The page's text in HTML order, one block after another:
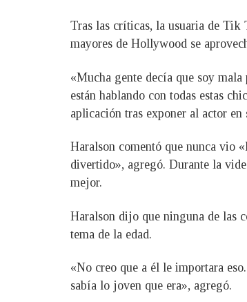
Tras las críticas, la usuaria de Tik
mayores de Hollywood se
«Mucha gente decía que soy
están hablando con todas estas
aplicación tras exponer al actor en
Haralson comentó que nunca vio
divertido», agregó. Durante la
mejor.
Haralson dijo que ninguna de las
tema de la edad.
«No creo que a él le importara
sabía lo joven que era», agregó.